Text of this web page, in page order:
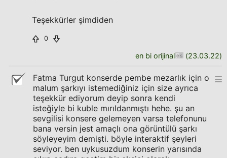
Teşekkürler şimdiden
0
en bi orijinal (23.03.22)
Fatma Turgut konserde pembe mezarlık için o
malum şarkıyı istemediğiniz için size ayrıca
teşekkür ediyorum deyip sonra kendi
isteğiyle bi kuble mırıldanmıştı hehe. şu an
sevgilisi konsere gelemeyen varsa telefonunu
bana versin jest amaçlı ona görüntülü şarkı
söyleyeyim demişti. böyle interaktif şeyleri
seviyor. ben uykusuzdum konserin yarısında